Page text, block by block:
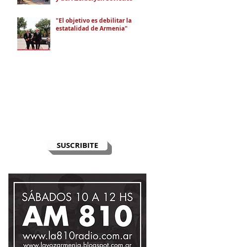
SUSCRIBITE
"El objetivo es debilitar la
estatalidad de Armenia"